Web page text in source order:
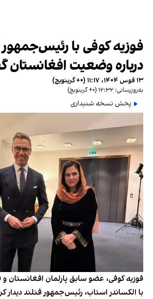
فوزیه کوفی با رئیس‌جمهور
درباره وضعیت افغانستان
۱۳ قوس ۱۴۰۴، ۱۱:۱۷ (‎+۰ گرینویچ)
به‌روزرسانی: ۱۲:۳۲ (‎+۰ گرینویچ)
پخش نسخه شنیداری
فوزیه کوفی، عضو سابق پارلمان افغانستان
با الکساندر استاب، رئیس‌جمهور فنلند دیدار